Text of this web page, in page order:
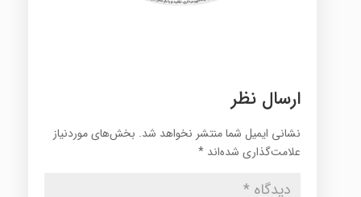
ارسال نظر
نشانی ایمیل شما منتشر نخواهد شد. بخش‌های موردنیاز
علامت‌گذاری شده‌اند *